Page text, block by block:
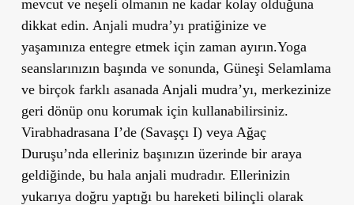
mevcut ve neşeli olmanın ne kadar kolay olduğuna
dikkat edin. Anjali mudra’yı pratiğinize ve
yaşamınıza entegre etmek için zaman ayırın.Yoga
seanslarınızın başında ve sonunda, Güneşi Selamlama
ve birçok farklı asanada Anjali mudra’yı, merkezinize
geri dönüp onu korumak için kullanabilirsiniz.
Virabhadrasana I’de (Savaşçı I) veya Ağaç
Duruşu’nda elleriniz başınızın üzerinde bir araya
geldiğinde, bu hala anjali mudradır. Ellerinizin
yukarıya doğru yaptığı bu hareketi bilinçli olarak